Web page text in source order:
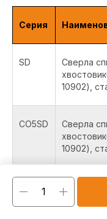
Серия
SD
Сверла
10902),
CO5SD
Сверла
10902),
CO8SD
Сверла
10902),